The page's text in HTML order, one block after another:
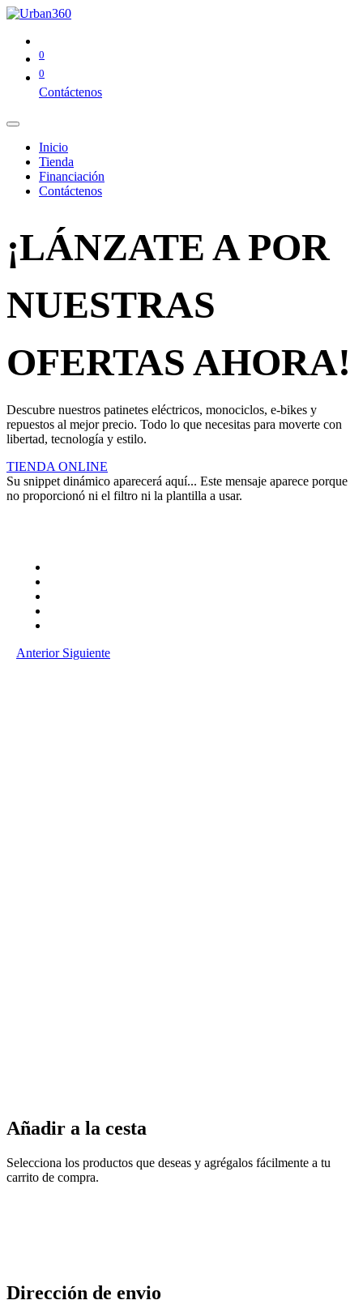
0
0
Contáctenos
Inicio
Tienda
Financiación
Contáctenos
¡LÁNZATE A POR
NUESTRAS
OFERTAS AHORA!
Descubre nuestros patinetes eléctricos, monociclos, e-bikes y
repuestos al mejor precio. Todo lo que necesitas para moverte con
libertad, tecnología y estilo.
TIENDA ONLINE
Su snippet dinámico aparecerá aquí... Este mensaje aparece porque
no proporcionó ni el filtro ni la plantilla a usar.
Anterior Siguiente
Añadir a la cesta
Selecciona los productos que deseas y agrégalos fácilmente a tu
carrito de compra.
Dirección de envio